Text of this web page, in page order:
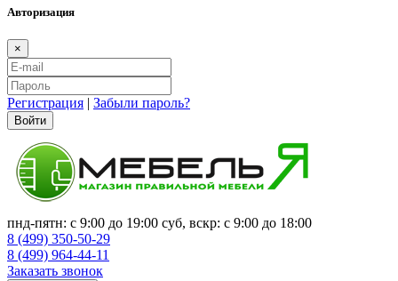
Авторизация
×
Регистрация | Забыли пароль?
Войти
пнд-пятн: с 9:00 до 19:00 суб, вскр: с 9:00 до 18:00
8 (499) 350-50-29
8 (499) 964-44-11
Заказать звонок